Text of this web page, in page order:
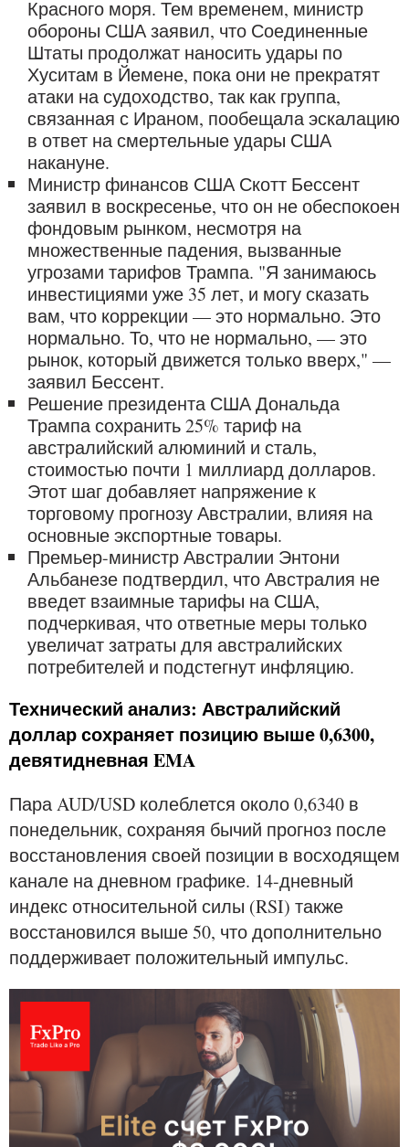
Красного моря. Тем временем, министр
обороны США заявил, что Соединенные
Штаты продолжат наносить удары по
Хуситам в Йемене, пока они не прекратят
атаки на судоходство, так как группа,
связанная с Ираном, пообещала эскалацию
в ответ на смертельные удары США
накануне.
Министр финансов США Скотт Бессент
заявил в воскресенье, что он не обеспокоен
фондовым рынком, несмотря на
множественные падения, вызванные
угрозами тарифов Трампа. "Я занимаюсь
инвестициями уже 35 лет, и могу сказать
вам, что коррекции — это нормально. Это
нормально. То, что не нормально, — это
рынок, который движется только вверх," —
заявил Бессент.
Решение президента США Дональда
Трампа сохранить 25% тариф на
австралийский алюминий и сталь,
стоимостью почти 1 миллиард долларов.
Этот шаг добавляет напряжение к
торговому прогнозу Австралии, влияя на
основные экспортные товары.
Премьер-министр Австралии Энтони
Альбанезе подтвердил, что Австралия не
введет взаимные тарифы на США,
подчеркивая, что ответные меры только
увеличат затраты для австралийских
потребителей и подстегнут инфляцию.
Технический анализ: Австралийский
доллар сохраняет позицию выше 0,6300,
девятидневная EMA
Пара AUD/USD колеблется около 0,6340 в
понедельник, сохраняя бычий прогноз после
восстановления своей позиции в восходящем
канале на дневном графике. 14-дневный
индекс относительной силы (RSI) также
восстановился выше 50, что дополнительно
поддерживает положительный импульс.